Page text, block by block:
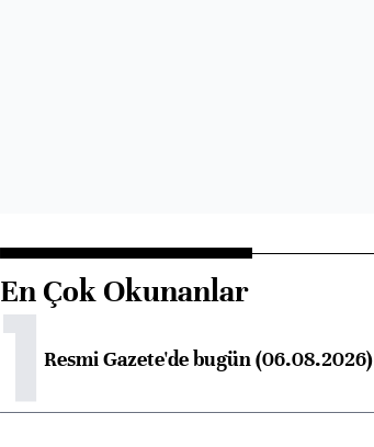
En Çok Okunanlar
1Resmi Gazete'de bugün (06.08.2026)